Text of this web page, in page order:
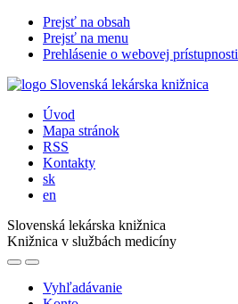
Prejsť na obsah
Prejsť na menu
Prehlásenie o webovej prístupnosti
Úvod
Mapa stránok
RSS
Kontakty
sk
en
Slovenská lekárska knižnica
Knižnica v službách medicíny
Vyhľadávanie